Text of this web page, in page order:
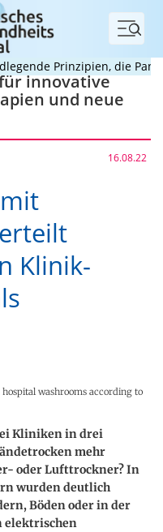
Menü
Prinzipien, die
innovative
und neue
16.08.22
Klinik-
washrooms according to
Kliniken in drei
mehr
oder Lufttrockner? In
wurden deutlich
Böden oder in der
elektrischen